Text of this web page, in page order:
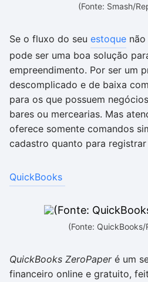
(Fonte: Smash/
Se o fluxo do seu estoque
pode ser uma boa solução
empreendimento. Por ser um
descomplicado e de baixa
para os que possuem
bares ou mercearias. Mas
oferece somente comandos
cadastro quanto para registrar
QuickBooks
(Fonte:
QuickBooks ZeroPaperé um
financeiro online e gratuito,